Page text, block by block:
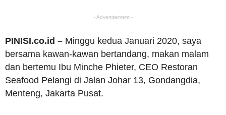
- Advertisement -
PINISI.co.id – Minggu kedua Januari 2020, saya
bersama kawan-kawan bertandang, makan malam
dan bertemu Ibu Minche Phieter, CEO Restoran
Seafood Pelangi di Jalan Johar 13, Gondangdia,
Menteng, Jakarta Pusat.